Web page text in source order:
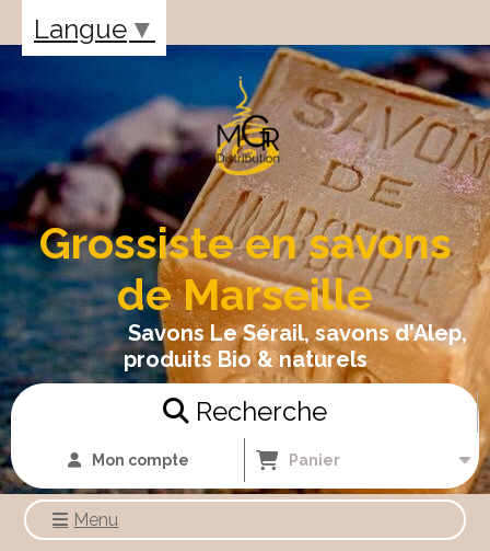
Grossiste en savons
de Marseille
Savons Le Sérail, savons d'Alep,
produits Bio & naturels
Recherche
Mon compte Panier
Menu
Langue ▼